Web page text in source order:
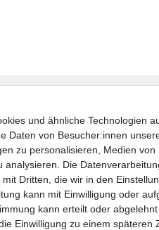
und ähnliche Technologien
Daten von Besucher:innen
zu personalisieren, Medien
analysieren. Die
Dritten, die wir in den
kann mit Einwilligung oder
kann erteilt oder
Einwilligung zu einem späteren